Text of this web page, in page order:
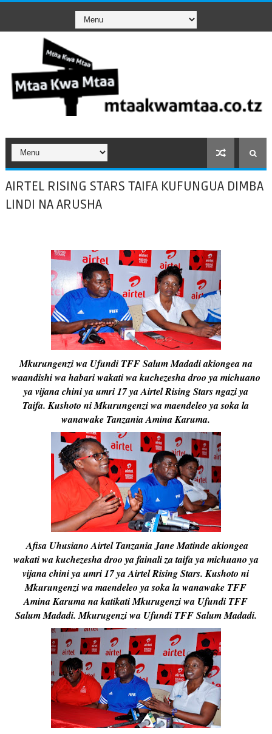
AIRTEL RISING STARS TAIFA KUFUNGUA DIMBA
LINDI NA ARUSHA
Mkurungenzi wa Ufundi TFF Salum Madadi akiongea na
waandishi wa habari wakati wa kuchezesha droo ya michuano
ya vijana chini ya umri 17 ya Airtel Rising Stars ngazi ya
Taifa. Kushoto ni Mkurungenzi wa maendeleo ya soka la
wanawake Tanzania Amina Karuma.
Afisa Uhusiano Airtel Tanzania Jane Matinde akiongea
wakati wa kuchezesha droo ya fainali za taifa ya michuano ya
vijana chini ya umri 17 ya Airtel Rising Stars. Kushoto ni
Mkurungenzi wa maendeleo ya soka la wanawake TFF
Amina Karuma na katikati Mkurugenzi wa Ufundi TFF
Salum Madadi. Mkurugenzi wa Ufundi TFF Salum Madadi.